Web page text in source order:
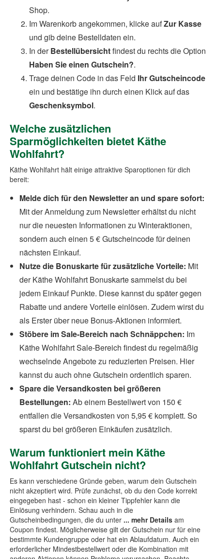
Shop.
Im Warenkorb angekommen, klicke aufZur Kasse
und gib deine Bestelldaten ein.
In derBestellübersichtfindest du rechts die Option
Haben Sie einen Gutschein?.
Trage deinen Code in das Feld Ihr Gutscheincode
ein und bestätige ihn durch einen Klick auf das
Geschenksymbol.
Welche zusätzlichen
Sparmöglichkeiten bietet Käthe
Wohlfahrt?
Käthe Wohlfahrt hält einige attraktive Sparoptionen für dich
bereit:
Melde dich für den Newsletter an und spare sofort:
Mit der Anmeldung zum Newsletter erhältst du nicht
nur die neuesten Informationen zu Winteraktionen,
sondern auch einen 5 € Gutscheincode für deinen
nächsten Einkauf.
Nutze die Bonuskarte für zusätzliche Vorteile: Mit
der Käthe Wohlfahrt Bonuskarte sammelst du bei
jedem Einkauf Punkte. Diese kannst du später gegen
Rabatte und andere Vorteile einlösen. Zudem wirst du
als Erster über neue Bonus-Aktionen informiert.
Stöbere im Sale-Bereich nach Schnäppchen: Im
Käthe Wohlfahrt Sale-Bereich findest du regelmäßig
wechselnde Angebote zu reduzierten Preisen. Hier
kannst du auch ohne Gutschein ordentlich sparen.
Spare die Versandkosten bei größeren
Bestellungen: Ab einem Bestellwert von 150 €
entfallen die Versandkosten von 5,95 € komplett. So
sparst du bei größeren Einkäufen zusätzlich.
Warum funktioniert mein Käthe
Wohlfahrt Gutschein nicht?
Es kann verschiedene Gründe geben, warum dein Gutschein
nicht akzeptiert wird. Prüfe zunächst, ob du den Code korrekt
eingegeben hast - schon ein kleiner Tippfehler kann die
Einlösung verhindern. Schau auch in die
Gutscheinbedingungen, die du unter ... mehr Details am
Coupon findest. Möglicherweise gilt der Gutschein nur für eine
bestimmte Kundengruppe oder hat ein Ablaufdatum. Auch ein
erforderlicher Mindestbestellwert oder die Kombination mit